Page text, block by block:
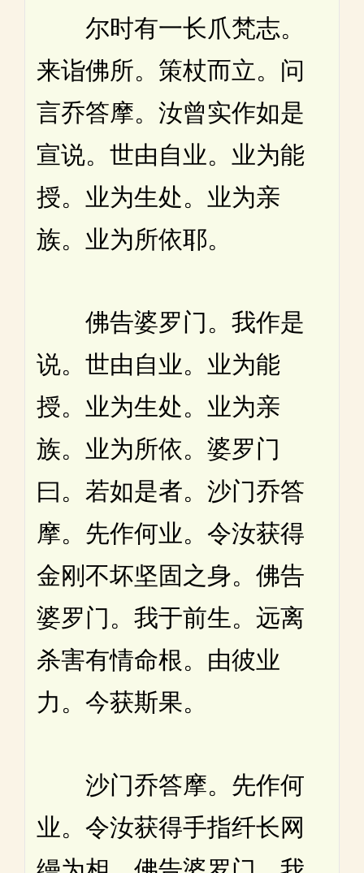
尔时有一长爪梵志。
来诣佛所。策杖而立。问
言乔答摩。汝曾实作如是
宣说。世由自业。业为能
授。业为生处。业为亲
族。业为所依耶。
佛告婆罗门。我作是
说。世由自业。业为能
授。业为生处。业为亲
族。业为所依。婆罗门
曰。若如是者。沙门乔答
摩。先作何业。令汝获得
金刚不坏坚固之身。佛告
婆罗门。我于前生。远离
杀害有情命根。由彼业
力。今获斯果。
沙门乔答摩。先作何
业。令汝获得手指纤长网